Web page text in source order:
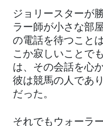
ジョリースターが
ラー師が小さな部
の電話を待つこと
こか寂しいことで
は、その会話を心
彼は競馬の人であ
だった。
それでもウォーラ